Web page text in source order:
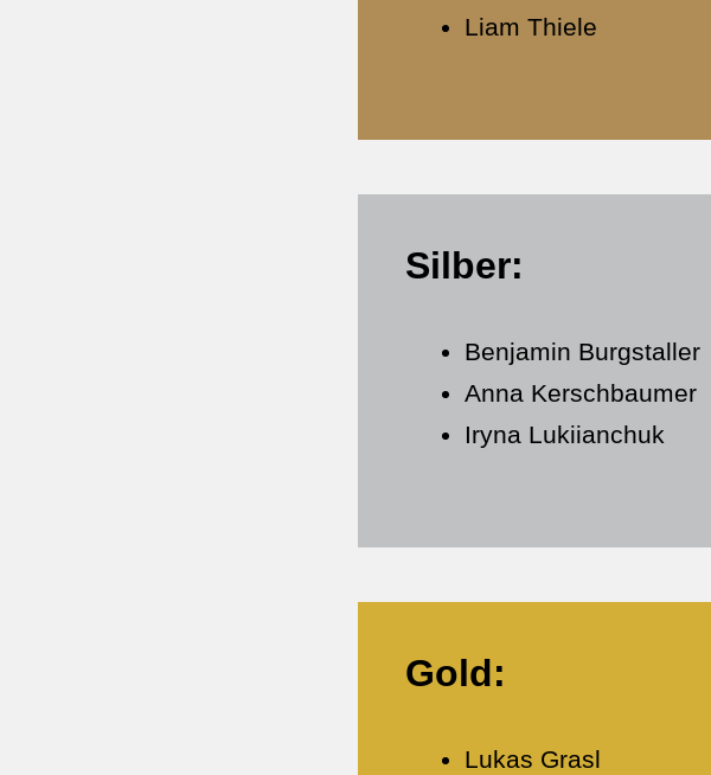
Liam Thiele
Silber:
Benjamin Burgstaller
Anna Kerschbaumer
Iryna Lukiianchuk
Gold:
Lukas Grasl